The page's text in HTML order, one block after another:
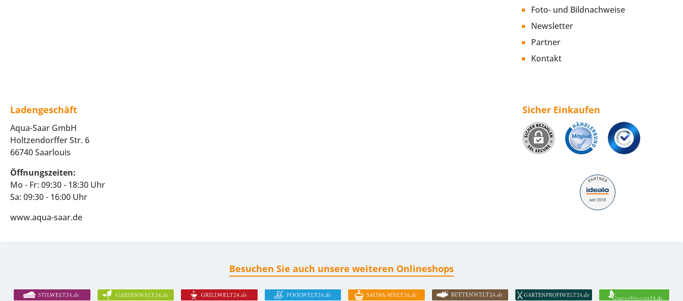
Foto- und Bildnachweise
Newsletter
Partner
Kontakt
Ladengeschäft
Aqua-Saar GmbH
Holtzendorffer Str. 6
66740 Saarlouis
Öffnungszeiten:
Mo - Fr: 09:30 - 18:30 Uhr
Sa: 09:30 - 16:00 Uhr
www.aqua-saar.de
Sicher Einkaufen
Besuchen Sie auch unsere weiteren Onlineshops